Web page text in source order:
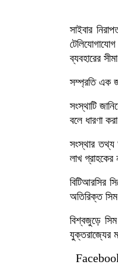
সাইবার
ব্যবহারের
সম্প্রতি এক
সংস্থাটি
বলে ধারণা
সংস্থার তথ্য
লাখ গ্রাহকের
বিটিআরসির
অতিরিক্ত
বিশ্বজুড়ে
যুক্তরাজ্যের